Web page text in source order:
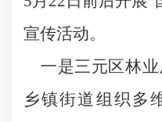
宣传活动。
一是三元区林业
乡镇街道组织多